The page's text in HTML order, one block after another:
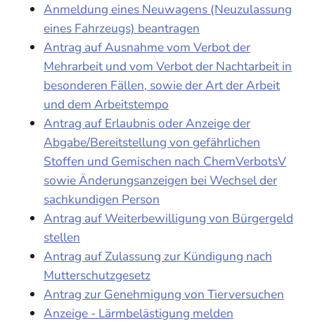
Anmeldung eines Neuwagens (Neuzulassung
eines Fahrzeugs) beantragen
Antrag auf Ausnahme vom Verbot der
Mehrarbeit und vom Verbot der Nachtarbeit in
besonderen Fällen, sowie der Art der Arbeit
und dem Arbeitstempo
Antrag auf Erlaubnis oder Anzeige der
Abgabe/Bereitstellung von gefährlichen
Stoffen und Gemischen nach ChemVerbotsV
sowie Änderungsanzeigen bei Wechsel der
sachkundigen Person
Antrag auf Weiterbewilligung von Bürgergeld
stellen
Antrag auf Zulassung zur Kündigung nach
Mutterschutzgesetz
Antrag zur Genehmigung von Tierversuchen
Anzeige - Lärmbelästigung melden